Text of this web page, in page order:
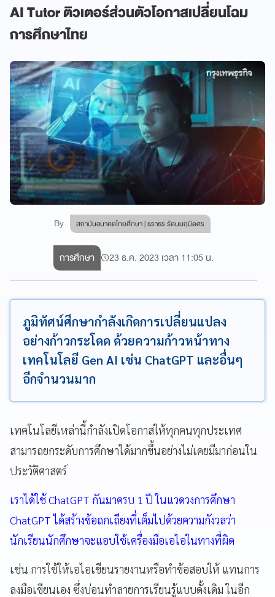
AI Tutor ติวเตอร์ส่วนตัวโอกาสเปลี่ยนโฉม
การศึกษาไทย
By สถาบันอนาคตไทยศึกษา | ธราธร รัตนนฤมิตศร
การศึกษา 23 ธ.ค. 2023 เวลา 11:05 น.
ภูมิทัศน์ศึกษากำลังเกิดการเปลี่ยนแปลง
อย่างก้าวกระโดด ด้วยความก้าวหน้าทาง
เทคโนโลยี Gen AI เช่น ChatGPT และอื่นๆ
อีกจำนวนมาก
เทคโนโลยีเหล่านี้กำลังเปิดโอกาสให้ทุกคนทุกประเทศ
สามารถยกระดับการศึกษาได้มากขึ้นอย่างไม่เคยมีมาก่อนใน
ประวัติศาสตร์
เราได้ใช้ ChatGPT กันมาครบ 1 ปี ในแวดวงการศึกษา
ChatGPT ได้สร้างข้อถกเถียงที่เต็มไปด้วยความกังวลว่า
นักเรียนนักศึกษาจะแอบใช้เครื่องมือเอไอในทางที่ผิด
เช่น การใช้ให้เอไอเขียนรายงานหรือทำข้อสอบให้ แทนการ
ลงมือเขียนเอง ซึ่งบ่อนทำลายการเรียนรู้แบบดั้งเดิม ในอีก